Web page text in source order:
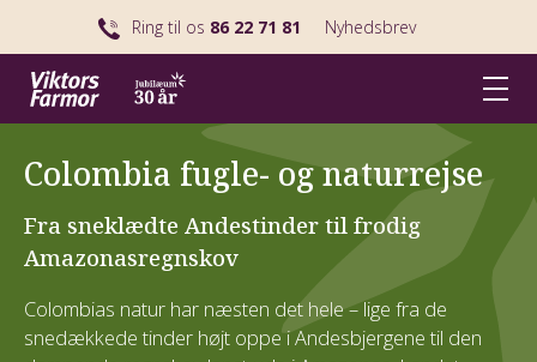
Ring til os 86 22 71 81 Nyhedsbrev
Colombia fugle- og naturrejse
Fra sneklædte Andestinder til frodig
Amazonasregnskov
Colombias natur har næsten det hele – lige fra de
snedækkede tinder højt oppe i Andesbjergene til den